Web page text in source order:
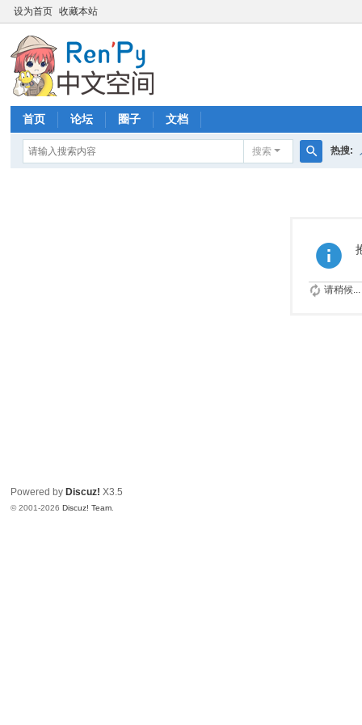
设为首页 收藏本站
首页 论坛 圈子 文档
搜索 热搜:
请稍候...
Powered by Discuz! X3.5
© 2001-2026Discuz! Team